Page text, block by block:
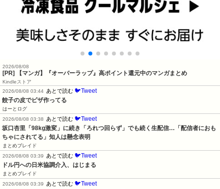
2026/08/08
[PR] 【マンガ】『オーバーラップ』高ポイント還元中のマンガまとめ
Kindleストア
2026/08/08 03:44 あとで読む 🐦Tweet
餃子の皮でピザ作ってる
はーとログ
2026/08/08 03:38
あとで読む 🐦Tweet
坂口杏里「98kg激変」に続き「ろれつ回らず」でも続く生配信…「配信者におも
ちゃにされてる」知人は懸念表明
まとめブレイド
2026/08/08 03:39
あとで読む 🐦Tweet
ドル円への日米協調介入、はじまる
まとめブレイド
2026/08/08 03:39
あとで読む 🐦Tweet